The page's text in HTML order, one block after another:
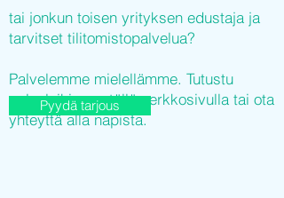
tai jonkun toisen yrityksen edustaja ja
tarvitset tilitomistopalvelua?
Palvelemme mielellämme. Tutustu
palveluihimme tällä verkkosivulla tai ota
yhteyttä alla napista.
Pyydä tarjous